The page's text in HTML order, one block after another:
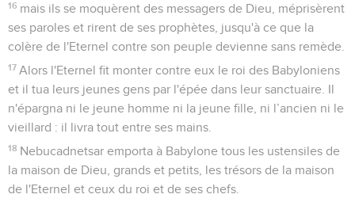
9 En voici la liste : 30 bassins en or, 1000 bassins en argent,
29 couteaux,
10 30 coupes en or, 410 coupes en argent de valeur
secondaire et 1000 autres ustensiles.
11 Le nombre total d’objets en or et en argent était de 5400.
Tout cela, Sheshbatsar le ramena de Babylone à Jérusalem
avec ceux qui revenaient d’exil.
Esdras 2